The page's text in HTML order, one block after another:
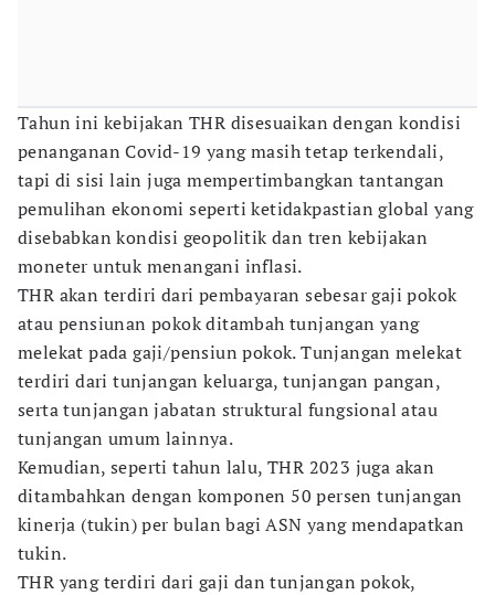
Tahun ini kebijakan THR disesuaikan dengan kondisi
penanganan Covid-19 yang masih tetap terkendali,
tapi di sisi lain juga mempertimbangkan tantangan
pemulihan ekonomi seperti ketidakpastian global yang
disebabkan kondisi geopolitik dan tren kebijakan
moneter untuk menangani inflasi.
THR akan terdiri dari pembayaran sebesar gaji pokok
atau pensiunan pokok ditambah tunjangan yang
melekat pada gaji/pensiun pokok. Tunjangan melekat
terdiri dari tunjangan keluarga, tunjangan pangan,
serta tunjangan jabatan struktural fungsional atau
tunjangan umum lainnya.
Kemudian, seperti tahun lalu, THR 2023 juga akan
ditambahkan dengan komponen 50 persen tunjangan
kinerja (tukin) per bulan bagi ASN yang mendapatkan
tukin.
THR yang terdiri dari gaji dan tunjangan pokok,